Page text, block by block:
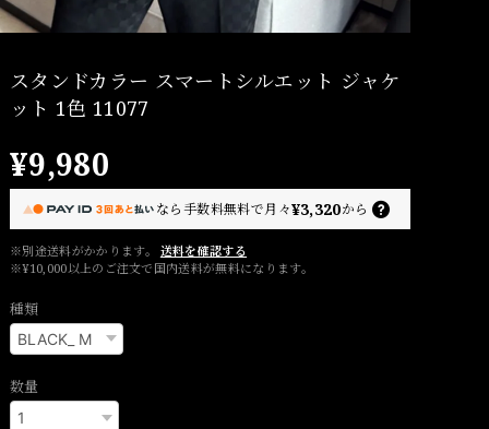
スタンドカラー スマートシルエット ジャケ
ット 1色 11077
¥9,980
なら手数料無料で月々¥3,320から
※別途送料がかかります。
送料を確認する
※¥10,000以上のご注文で国内送料が無料になります。
種類
数量